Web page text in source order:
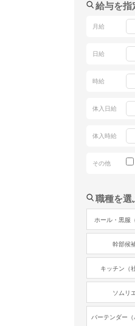
給与を指
月給
日給
時給
体入日給
体入時給
その他
職種を選
ホール・黒服
幹部候
キッチン（
ソムリ
バーテンダー（